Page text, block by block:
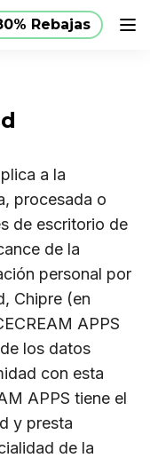
Rebajas
Rebajas ES
a la
procesada o
de escritorio de
de la
personal por
Chipre (en
APPS
los datos
con esta
APPS tiene el
y presta
de la